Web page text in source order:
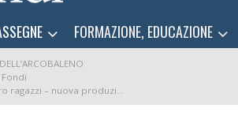
FORMAZIONE, EDUCAZIONE
ragazzi – nuova produzione